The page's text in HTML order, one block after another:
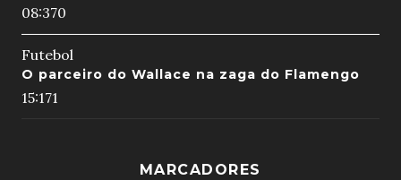
08:370
Futebol
O parceiro do Wallace na zaga do Flamengo
15:171
MARCADORES